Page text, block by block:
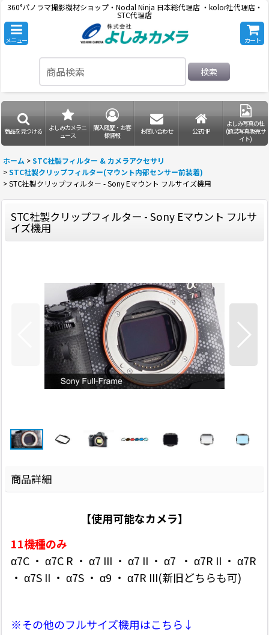
360°パノラマ撮影機材ショップ・Nodal Ninja 日本総代理店 ・kolor社代理店・
STC代理店
メニュー カート
検索
商品を見つける
よしみカメラニ
ュース
購入履歴・お客
様情報
お問い合わせ 公式HP
よしみ写真の杜
(額装写真販売サ
イト)
ホーム >STC社製フィルター & カメラアクセサリ
>STC社製クリップフィルター(マウント内部センサー前装着)
>STC社製クリップフィルター - Sony Eマウント フルサイズ機用
STC社製クリップフィルター - Sony Eマウント フルサ
イズ機用
商品詳細
【使用可能なカメラ】
11機種のみ
α7C ・ α7C R ・ α7 III ・ α7 II ・ α7 ・ α7R II ・ α7R
・ α7S II ・ α7S ・ α9 ・ α7R III(新旧どちらも可)
※その他のフルサイズ機用はこちら↓